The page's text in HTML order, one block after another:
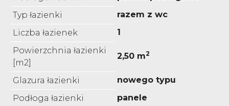
Typ łazienki
razem z wc
Liczba łazienek
1
Powierzchnia łazienki
[m2]
2,50 m2
Glazura łazienki
nowego typu
Podłoga łazienki
panele